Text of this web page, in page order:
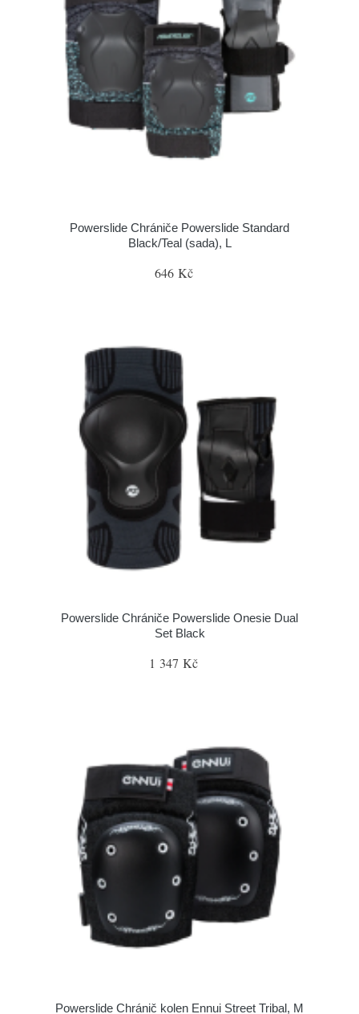
Powerslide Chrániče Powerslide Standard
Black/Teal (sada), L
646 Kč
Powerslide Chrániče Powerslide Onesie Dual
Set Black
1 347 Kč
Powerslide Chránič kolen Ennui Street Tribal, M